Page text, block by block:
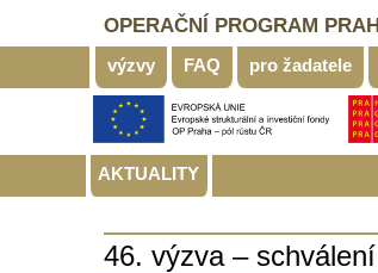
OPERAČNÍ PROGRAM
výzvy FAQ pro žadatele
AKTUALITY
46. výzva –